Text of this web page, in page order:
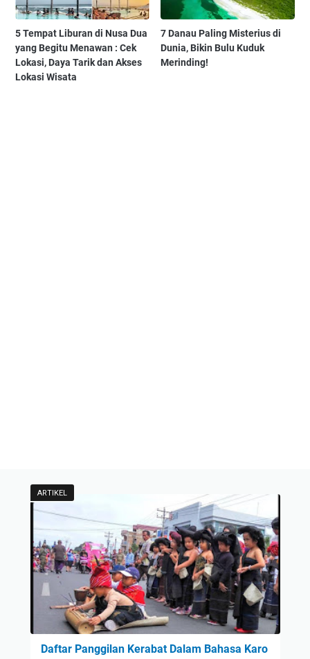
5 Tempat Liburan di Nusa Dua
yang Begitu Menawan : Cek
Lokasi, Daya Tarik dan Akses
Lokasi Wisata
7 Danau Paling Misterius di
Dunia, Bikin Bulu Kuduk
Merinding!
ARTIKEL
Daftar Panggilan Kerabat Dalam Bahasa Karo